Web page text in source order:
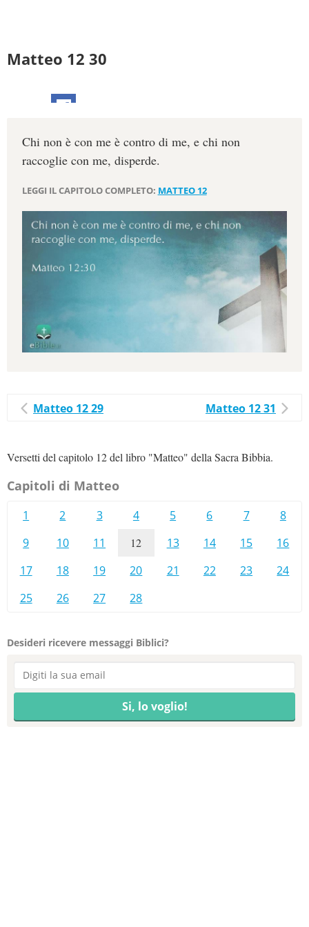
Matteo 12 30
Chi non è con me è contro di me, e chi non
raccoglie con me, disperde.
LEGGI IL CAPITOLO COMPLETO: MATTEO 12
Matteo 12 29 Matteo 12 31
Versetti del capitolo 12 del libro "Matteo" della Sacra Bibbia.
Capitoli di Matteo
1 2 3 4 5 6 7
8
9
10 11 12 13 14 15
16
17
18 19 20 21 22 23
24
25
26 27 28
Desideri ricevere messaggi Biblici?